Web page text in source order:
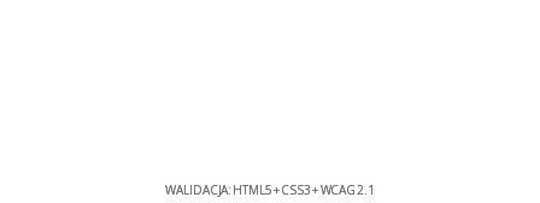
WALIDACJA: HTML5+CSS3+WCAG 2.1